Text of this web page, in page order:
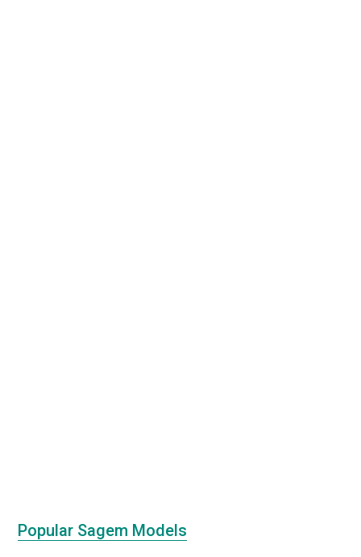
Popular Sagem Models